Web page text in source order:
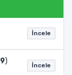
İncele
9) İncele